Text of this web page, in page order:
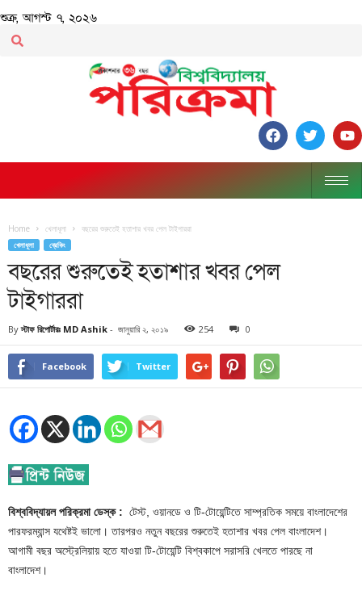
শুক্র, আগস্ট ৭, ২০২৬
Home খেলাধূলা বছরের শুরুতেই হতাশার খবর পেল টাইগাররা
খেলাধূলা ব্রেকিং
বছরের শুরুতেই হতাশার খবর পেল
টাইগাররা
By স্টাফ রিপোর্টারঃ MD Ashik - জানুয়ারি ২, ২০১৯ 254 0
Facebook Twitter
বিশ্ববিদ্যায়ল পরিক্রমা ডেস্ক : টেস্ট, ওয়ানডে ও টি-টোয়েন্টিতে সাম্প্রতিক সময়ে বাংলাদেশের
পারফরম্যান্স যথেষ্টই ভালো। তারপরও নতুন বছরের শুরুতেই হতাশার খবর পেল বাংলাদেশ।
আগামী বছর অস্ট্রেলিয়ায় হতে যাওয়া টি-টোয়েন্টি বিশ্বকাপে সরাসরি খেলতে পারছে না
বাংলাদেশ।